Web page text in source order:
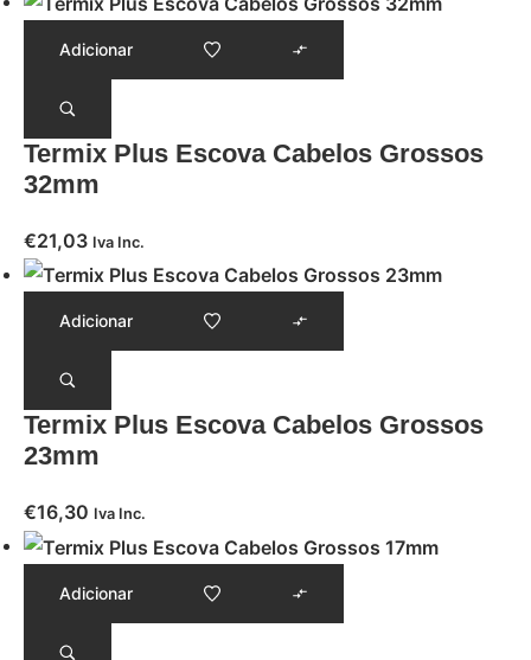
Adicionar
Termix Plus Escova Cabelos Grossos
32mm
€21,03 Iva Inc.
Adicionar
Termix Plus Escova Cabelos Grossos
23mm
€16,30 Iva Inc.
Adicionar